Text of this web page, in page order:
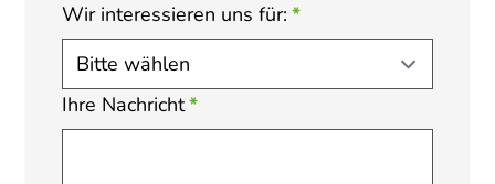
Wir interessieren uns für: *
Ihre Nachricht*